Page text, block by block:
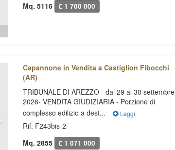
Mq. 5116
€ 1 700 000
Capannone in Vendita a Castiglion Fibocchi
(AR)
TRIBUNALE DI AREZZO - dal 29 al 30 settembre
2026- VENDITA GIUDIZIARIA - Porzione di
complesso edilizio a dest...
Leggi
Rif: F243bis-2
Mq. 2855
€ 1 071 000